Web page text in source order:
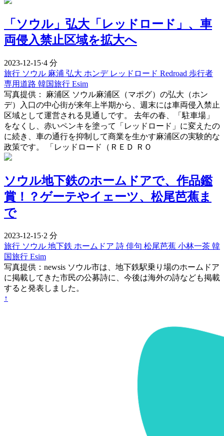
「ソウル」弘大「レッドロード」、車
両侵入禁止区域を拡大へ
2023-12-15·4 分
旅行 ソウル 麻浦 弘大 ホンデ レッドロード Redroad 歩行者
専用道路 韓国旅行 Esim
写真提供： 麻浦区 ソウル麻浦区（マポグ）の弘大（ホン
デ）入口の中心街が来年上半期から、週末には車両侵入禁止
区域として運営される見通しです。 去年の春、「駐車場」
をなくし、赤いペンキを塗って「レッドロード」に変えたの
に続き、車の通行を抑制して商業を生かす麻浦区の実験的な
政策です。 「レッドロード（ＲＥＤ ＲＯ
ソウル地下鉄のホームドアで、作品鑑
賞！？ゲーテやイェーツ、松尾芭蕉ま
で
2023-12-15·2 分
旅行 ソウル 地下鉄 ホームドア 詩 俳句 松尾芭蕉 小林一茶 韓
国旅行 Esim
写真提供：newsis ソウル市は、地下鉄駅乗り場のホームドア
に掲載してきた市民の公募詩に、今後は海外の詩なども掲載
すると発表しました。
↑